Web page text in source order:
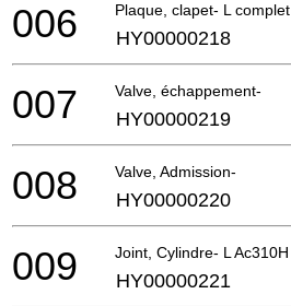
Plaque, clapet- L complet
006 HY00000218
Valve, échappement-
007 HY00000219
Valve, Admission-
008 HY00000220
Joint, Cylindre- L Ac310H
009 HY00000221